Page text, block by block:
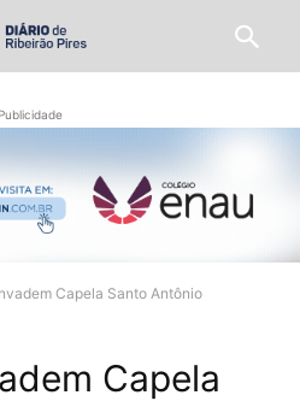
Publicidade
Capela Santo Antônio
Capela